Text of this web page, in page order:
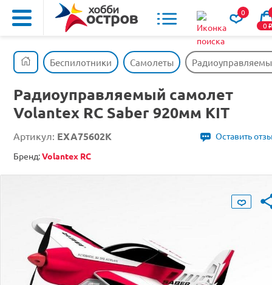
0
0o
Беспилотники Самолеты
Радиоуправляемый самолет
Volantex RC Saber 920мм KIT
Артикул: EXA75602K
Оставить
Бренд:Volantex RC